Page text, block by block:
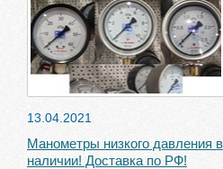
13.04.2021
Манометры низкого давления в
наличии! Доставка по РФ!